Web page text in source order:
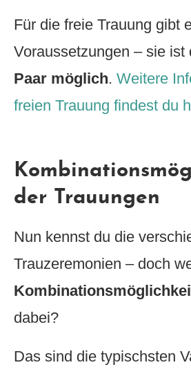
Für die freie Trauung gibt
Voraussetzungen – sie ist
Paar möglich. Weitere
freien Trauung findest du
der Trauungen
Nun kennst du die
Trauzeremonien – doch
dabei?
Das sind die typischsten